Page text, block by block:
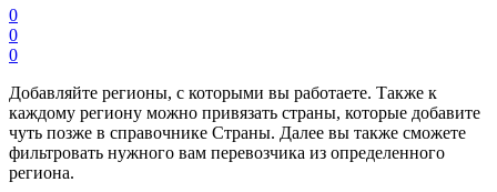
0
0
0
Добавляйте регионы, с которыми вы работаете. Также к
каждому региону можно привязать страны, которые добавите
чуть позже в справочнике Страны. Далее вы также сможете
фильтровать нужного вам перевозчика из определенного
региона.